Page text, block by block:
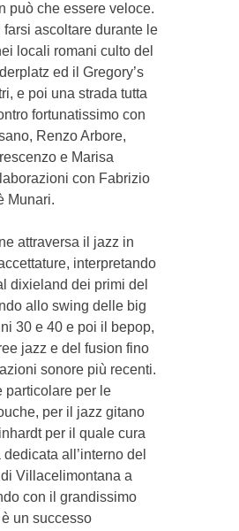
può che essere veloce.
farsi ascoltare durante le
locali ro­mani culto del
ed il Gregory’s
e poi una strada tutta
fortunatissimo con
Renzo Arbore,
e Marisa
con Fabrizio
Munari.
attraversa il jazz in
interpretando
dixieland dei primi del
allo swing delle big
30 e 40 e poi il bepop,
jazz e del fusion fino
sonore più recenti.
particolare per le
per il jazz gitano
per il quale cura
all’interno del
Villaceli­montana a
con il grandissimo
un successo